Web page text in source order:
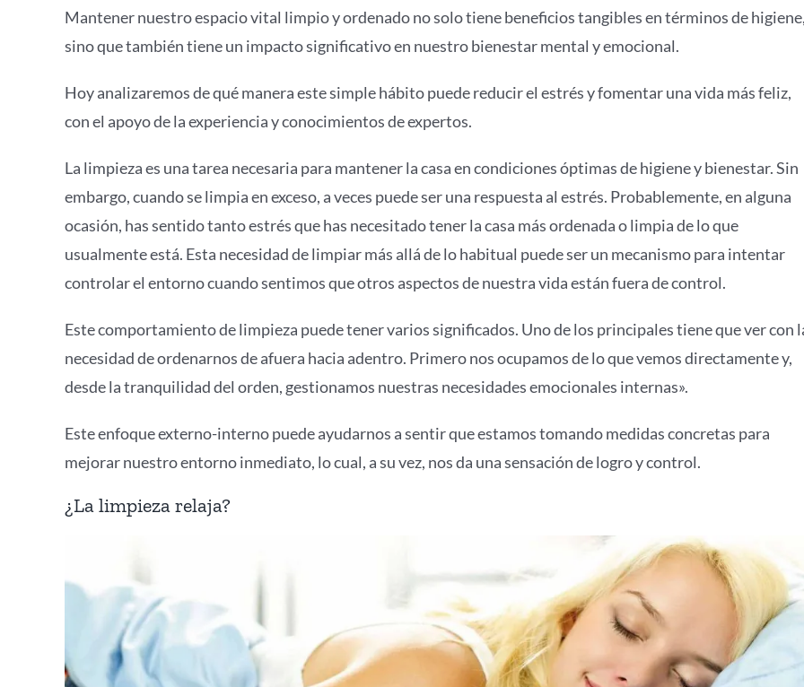
Mantener nuestro espacio vital limpio y ordenado no solo tiene beneficios tangibles en términos de
sino que también tiene un impacto significativo en nuestro bienestar mental y emocional.
Hoy analizaremos de qué manera este simple hábito puede reducir el estrés y fomentar una vida más feliz,
con el apoyo de la experiencia y conocimientos de expertos.
La limpieza es una tarea necesaria para mantener la casa en condiciones óptimas de higiene y bienestar. Sin
embargo, cuando se limpia en exceso, a veces puede ser una respuesta al estrés. Probablemente, en alguna
ocasión, has sentido tanto estrés que has necesitado tener la casa más ordenada o limpia de lo que
usualmente está. Esta necesidad de limpiar más allá de lo habitual puede ser un mecanismo para intentar
controlar el entorno cuando sentimos que otros aspectos de nuestra vida están fuera de control.
Este comportamiento de limpieza puede tener varios significados. Uno de los principales tiene que ver con
necesidad de ordenarnos de afuera hacia adentro. Primero nos ocupamos de lo que vemos directamente y,
desde la tranquilidad del orden, gestionamos nuestras necesidades emocionales internas».
Este enfoque externo-interno puede ayudarnos a sentir que estamos tomando medidas concretas para
mejorar nuestro entorno inmediato, lo cual, a su vez, nos da una sensación de logro y control.
¿La limpieza relaja?